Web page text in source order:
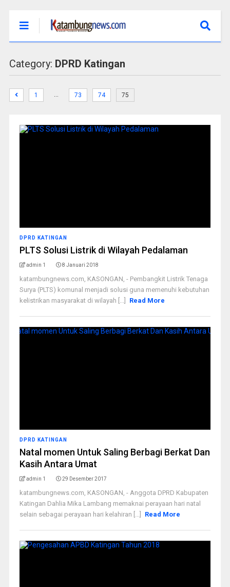
Category: DPRD Katingan
1 … 73 74 75
DPRD KATINGAN
PLTS Solusi Listrik di Wilayah Pedalaman
admin 1 8 Januari 2018
katambungnews.com, KASONGAN, - Pembangkit Listrik Tenaga
Surya (PLTS) komunal menjadi solusi guna memenuhi kebutuhan
kelistrikan masyarakat di wilayah [...]
Read More
DPRD KATINGAN
Natal momen Untuk Saling Berbagi Berkat Dan
Kasih Antara Umat
admin 1 29 Desember 2017
katambungnews.com, KASONGAN, - Anggota DPRD Kabupaten
Katingan Dahlia Mika Lambang memaknai perayaan hari natal
selain sebagai perayaan hari kelahiran [...]
Read More